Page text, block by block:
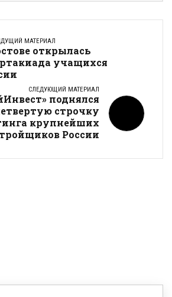
МАТЕРИАЛ
открылась
учащихся
СЛЕДУЮЩИЙ МАТЕРИАЛ
поднялся
строчку
крупнейших
России